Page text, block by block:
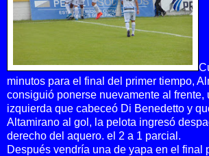
minutos para el final del primer tiempo,
consiguió ponerse nuevamente al frente,
izquierda que cabeceó Di Benedetto y
Altamirano al gol, la pelota ingresó
derecho del aquero. el 2 a 1 parcial.
Después vendría una de yapa en el final